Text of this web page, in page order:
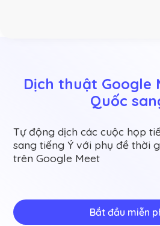
Dịch thuật Google
Quốc
Tự động dịch các cuộc họp
sang tiếng Ý với phụ đề thời
trên Google Meet
Bắt đầu miễn